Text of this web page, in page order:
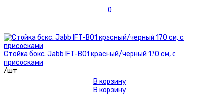
0
Стойка бокс. Jabb IFT-B01 красный/черный 170 см, с
присосками
/шт
В корзину
В корзину